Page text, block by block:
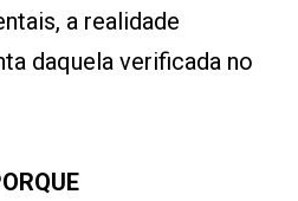
a realidade
daquela verificada no